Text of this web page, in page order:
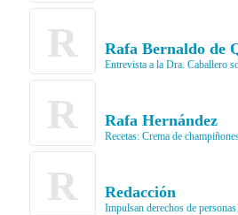
R Rafa Bernaldo de
Entrevista a la Dra. Caballero
R Rafa Hernández
Recetas: Crema de
R Redacción
Impulsan derechos de